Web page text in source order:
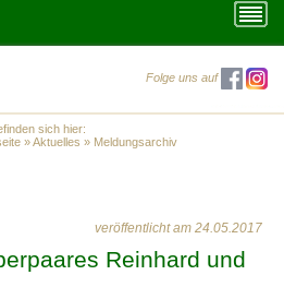
sich hier:
»Aktuelles » Meldungsarchiv
Folge uns auf
veröffentlicht am 24.05.2017
Reinhard und